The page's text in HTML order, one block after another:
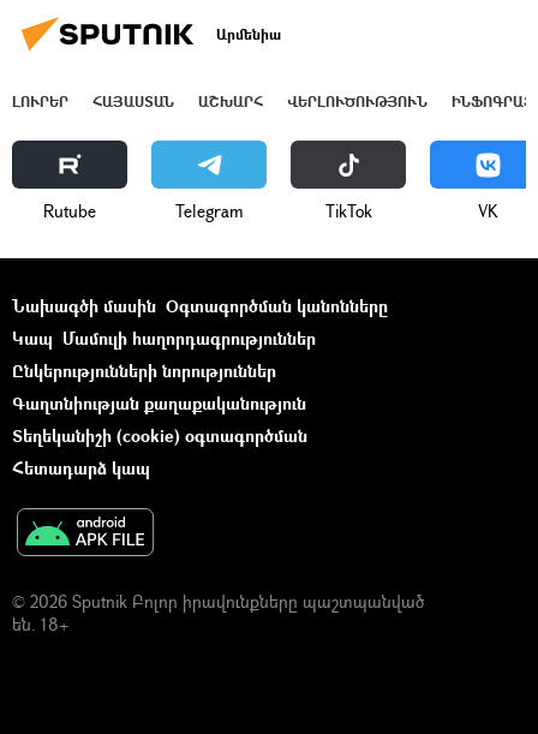
Արմենիա
ԼՈՒՐԵՐ ՀԱՅԱՍՏԱՆ ԱՇԽԱՐՀ ՎԵՐԼՈՒԾՈՒԹՅՈՒՆ
Rutube Telegram ТikТоk VK
Նախագծի մասին Օգտագործման կանոնները
Կապ Մամուլի հաղորդագրություններ
Ընկերությունների նորություններ
Գաղտնիության քաղաքականություն
Տեղեկանիշի (cookie) օգտագործման
Հետադարձ կապ
© 2026 Sputnik Բոլոր իրավունքները պաշտպանված
են. 18+